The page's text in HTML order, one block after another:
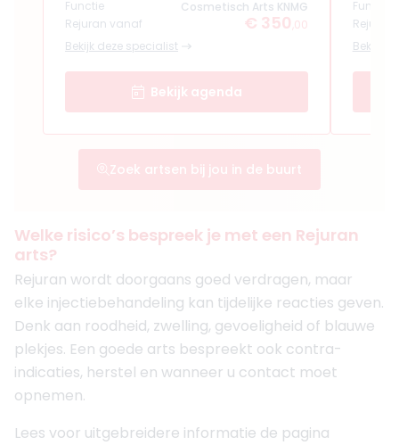
Functie
Cosmetisch Arts KNMG
Rejuran vanaf
€ 350 ,00
Bekijk deze specialist
Bekijk agenda
Functie
Bekijk
Zoek artsen bij jou in de buurt
Welke risico’s bespreek je met een Rejuran
arts?
Rejuran wordt doorgaans goed verdragen, maar
elke injectiebehandeling kan tijdelijke reacties geven.
Denk aan roodheid, zwelling, gevoeligheid of blauwe
plekjes. Een goede arts bespreekt ook contra-
indicaties, herstel en wanneer u contact moet
opnemen.
Lees voor uitgebreidere informatie de pagina